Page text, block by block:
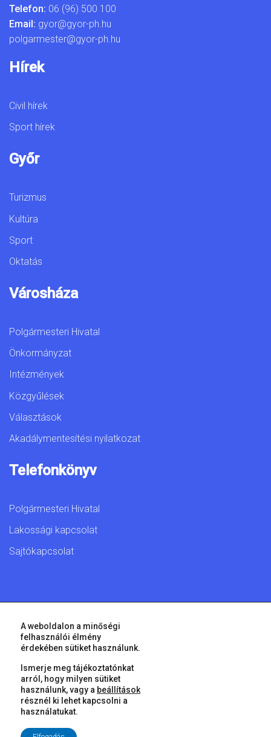
Telefon: 06 (96) 500 100
Email: gyor@gyor-ph.hu
polgarmester@gyor-ph.hu
Hírek
Civil hírek
Sport hírek
Győr
Turizmus
Kultúra
Sport
Oktatás
Városháza
Polgármesteri Hivatal
Önkormányzat
Intézmények
Közgyűlések
Választások
Akadálymentesítési nyilatkozat
Telefonkönyv
Polgármesteri Hivatal
Lakossági kapcsolat
Sajtókapcsolat
A weboldalon a minőségi
felhasználói élmény
érdekében sütiket használunk.
Ismerje meg tájékoztatónkat
arról, hogy milyen sütiket
használunk, vagy a beállítások
résznél ki lehet kapcsolni a
használatukat.